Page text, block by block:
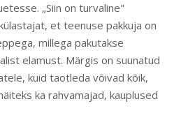
„Siin on turvaline"
et teenuse pakkuja on
millega pakutakse
elamust. Märgis on suunatud
kuid taotleda võivad kõik,
ka rahvamajad, kauplused